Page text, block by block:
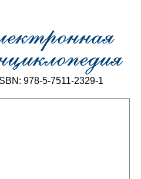
ISBN: 978-5-7511-2329-1